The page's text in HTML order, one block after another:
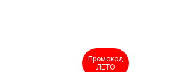
Промокод
ЛЕТО